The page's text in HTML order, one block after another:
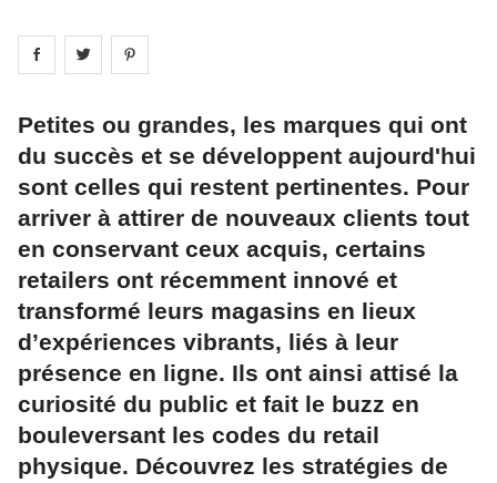
Share on facebook
Share on
Petites ou grandes, les marques qui ont
du succès et se développent aujourd'hui
sont celles qui restent pertinentes. Pour
arriver à attirer de nouveaux clients tout
en conservant ceux acquis, certains
retailers ont récemment innové et
transformé leurs magasins en lieux
d’expériences vibrants, liés à leur
présence en ligne. Ils ont ainsi attisé la
curiosité du public et fait le buzz en
bouleversant les codes du retail
physique. Découvrez les stratégies de